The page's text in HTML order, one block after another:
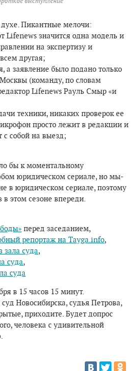
Пикантные мелочи:
Lifenews значится одна модель и
на экспертизу и
другая;
заявление было подано только
(команду, по словам
Lifenews Рауль Смыр «и
техники, никаких проверок ее
просто лежит в редакции и
с собой на выезд;
бы к моментальному
юридическом сериале, но мы-
в юридическом сериале, поэтому
этом сезоне впереди.
перед заседанием,
репортаж на Tayga.info,
зала суда,
суда,
суда
в 15 часов 15 минут.
Новосибирска, судья Петрова,
приходите. Будет допрос
человека с удивительной